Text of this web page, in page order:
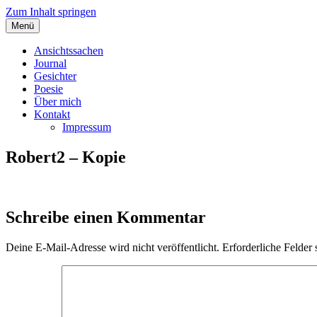
Zum Inhalt springen
Angelas Ansichtssachen
Menü
Ansichtssachen
Journal
Gesichter
Poesie
Über mich
Kontakt
Impressum
Robert2 – Kopie
Schreibe einen Kommentar
Deine E-Mail-Adresse wird nicht veröffentlicht. Erforderliche Felder